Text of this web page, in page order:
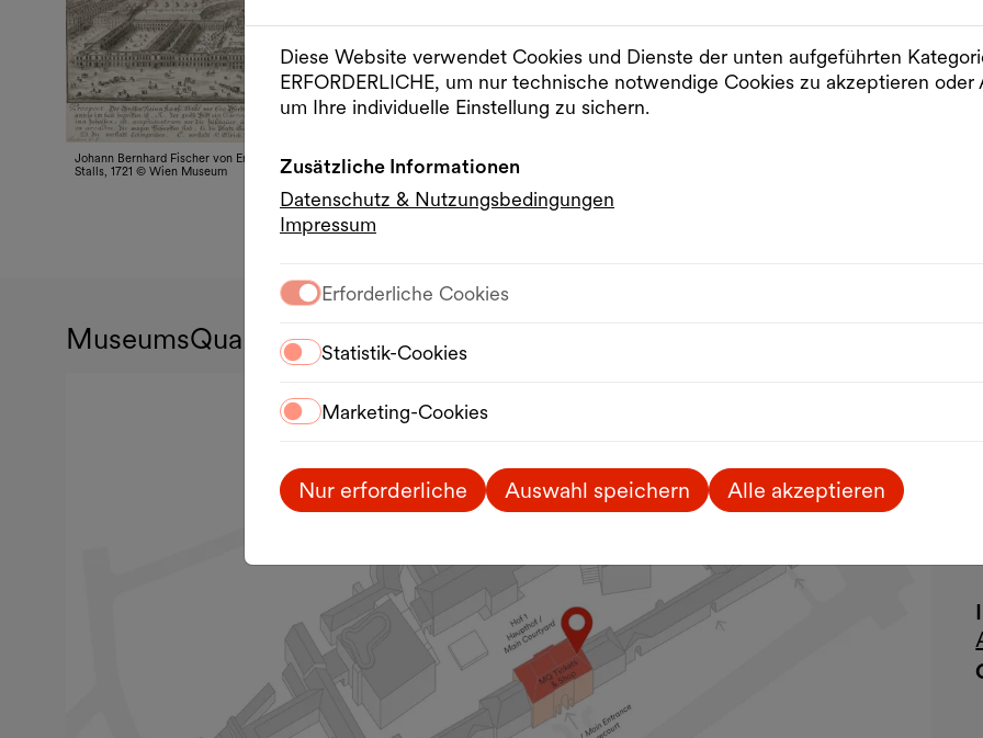
Johann Bernhard Fischer von Erlach, Prospect des Grossen Neuen Kaysl.
Stalls, 1721 © Wien Museum
© Andreas Groll, Kaiserliche Hofstallungen, 1854, Wien
MuseumsQuartier
Diese Website verwendet Cookies und Dienste der unten aufgeführten
ERFORDERLICHE, um nur technische notwendige Cookies zu akzeptieren oder
um Ihre individuelle Einstellung zu sichern.
Zusätzliche Informationen
Datenschutz & Nutzungsbedingungen
Impressum
Erforderliche Cookies
Statistik-Cookies
Marketing-Cookies
Nur erforderliche Auswahl speichern Alle akzeptieren